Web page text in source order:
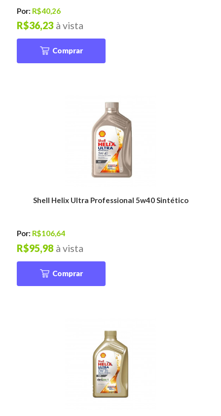
Por: R$40,26
à vista
R$36,23
Comprar
Shell Helix Ultra Professional 5w40 Sintético
Por: R$106,64
à vista
R$95,98
Comprar